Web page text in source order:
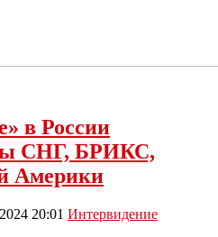
в России
СНГ, БРИКС,
Америки
20:01 Интервидение